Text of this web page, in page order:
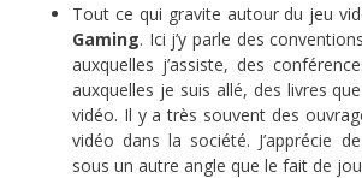
Tout ce qui gravite autour du jeu
Gaming. Ici j’y parle des
auxquelles j’assiste, des
auxquelles je suis allé, des livres
vidéo. Il y a très souvent des
vidéo dans la société. J’apprécie
sous un autre angle que le fait de